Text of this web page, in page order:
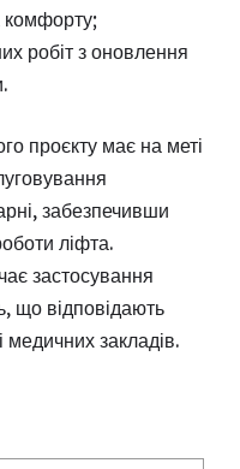
комфорту;
робіт з оновлення
проєкту має на меті
забезпечивши
ліфта.
застосування
що відповідають
закладів.